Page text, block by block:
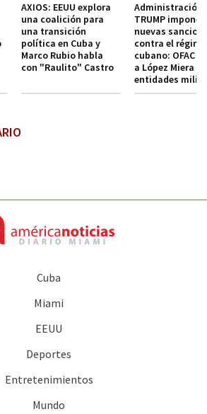
AXIOS: EEUU explora
una coalición para
una transición
política en Cuba y
Marco Rubio habla
con "Raulito" Castro
Administración
TRUMP impone
nuevas
contra el
cubano: OFAC
a López Miera y
entidades
Cuba
Miami
EEUU
Deportes
Entretenimientos
Mundo